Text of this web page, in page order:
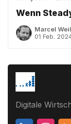
Wenn
Marcel
01 Feb.
Digitale